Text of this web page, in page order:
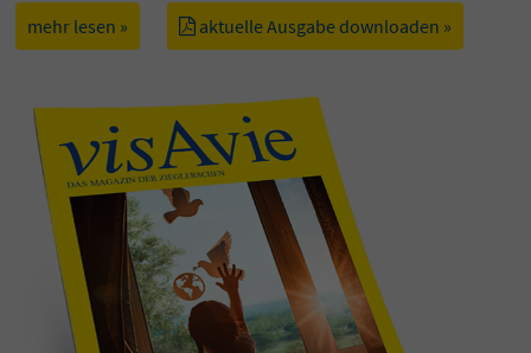
mehr lesen » aktuelle Ausgabe downloaden »